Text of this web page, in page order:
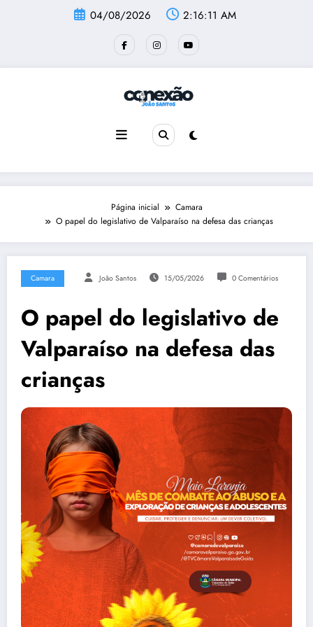
04/08/2026 2:16:12 AM
Página inicial
Camara
O papel do legislativo de Valparaíso na defesa das crianças
Camara João Santos 15/05/2026 0 Comentários
O papel do legislativo de
Valparaíso na defesa das
crianças